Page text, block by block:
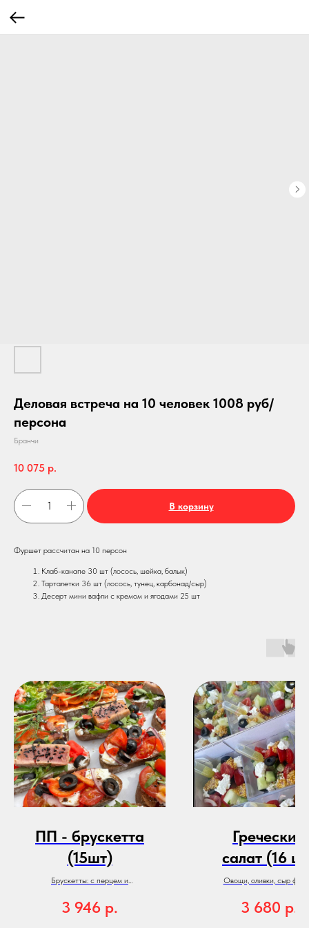
Деловая встреча на 10 человек 1008 руб/
персона
Бранчи
10 075 р.
В корзину
Фуршет рассчитан на 10 персон
Клаб-канапе 30 шт (лосось, шейка, балык)
Тарталетки 36 шт (лосось, тунец, карбонад/сыр)
Десерт мини вафли с кремом и ягодами 25 шт
ПП - брускетта
(15шт)
Брускетты: с перцем и
тунцом, креветками и и чукой,
оливками и имбирем, греческая
3 946 р.
Греческий
салат (16
Овощи, оливки, сыр
французской горчицей.
3 680 р.